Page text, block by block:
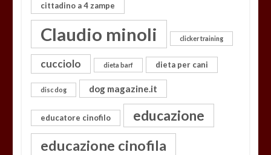
cittadino a 4 zampe
Claudio minoli clicker training
cucciolo dieta barf dieta per cani
disc dog dog magazine.it
educatore cinofilo educazione
educazione cinofila